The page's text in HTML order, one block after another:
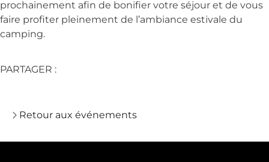
prochainement afin de bonifier votre séjour et de vous
faire profiter pleinement de l’ambiance estivale du
camping.
PARTAGER :
Retour aux événements